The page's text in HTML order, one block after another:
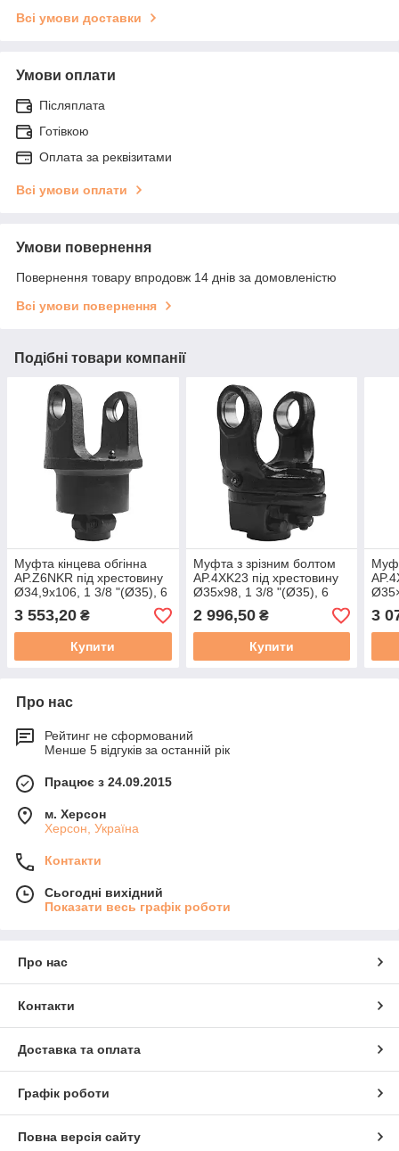
Всі умови доставки
Умови оплати
Післяплата
Готівкою
Оплата за реквізитами
Всі умови оплати
Умови повернення
Повернення товару впродовж 14 днів за домовленістю
Всі умови повернення
Подібні товари компанії
Муфта кінцева обгінна
AP.Z6NKR під хрестовину
Ø34,9x106, 1 3/8 "(Ø35), 6
шліців, праве обертання
3 553,20 ₴
Купити
Муфта з зрізним болтом
AP.4XK23 під хрестовину
Ø35x98, 1 3/8 "(Ø35), 6
шліців, Mmax = 2300 Н·м
2 996,50₴
Купити
3
Про нас
Рейтинг не сформований
Менше 5 відгуків за останній рік
Працює з 24.09.2015
м. Херсон
Херсон, Україна
Контакти
Сьогодні вихідний
Показати весь графік роботи
Про нас
Контакти
Доставка та оплата
Графік роботи
Повна версія сайту